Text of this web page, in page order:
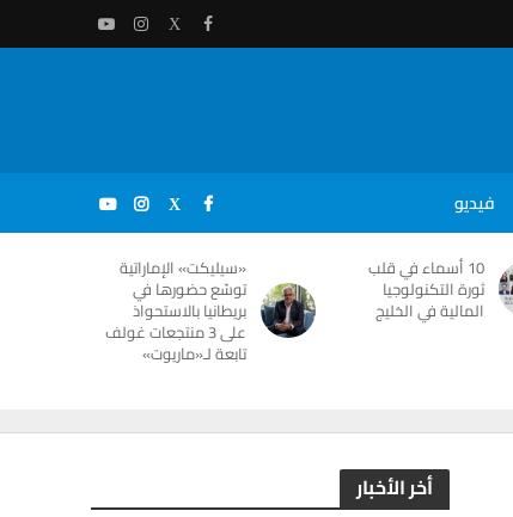
فيديو
10 أسماء في قلب
ثورة التكنولوجيا
المالية في الخليج
«سيليكت» الإماراتية
توسّع حضورها في
بريطانيا بالاستحواذ
على 3 منتجعات غولف
تابعة لـ«ماريوت»
أخر الأخبار